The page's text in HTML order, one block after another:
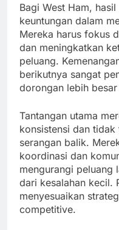
Bagi West Ham,
keuntungan dalam
Mereka harus fokus
dan meningkatkan
peluang.
berikutnya sangat
dorongan lebih
Tantangan utama
konsistensi dan
serangan balik.
koordinasi dan
mengurangi peluang
dari kesalahan kecil.
menyesuaikan
competitive.